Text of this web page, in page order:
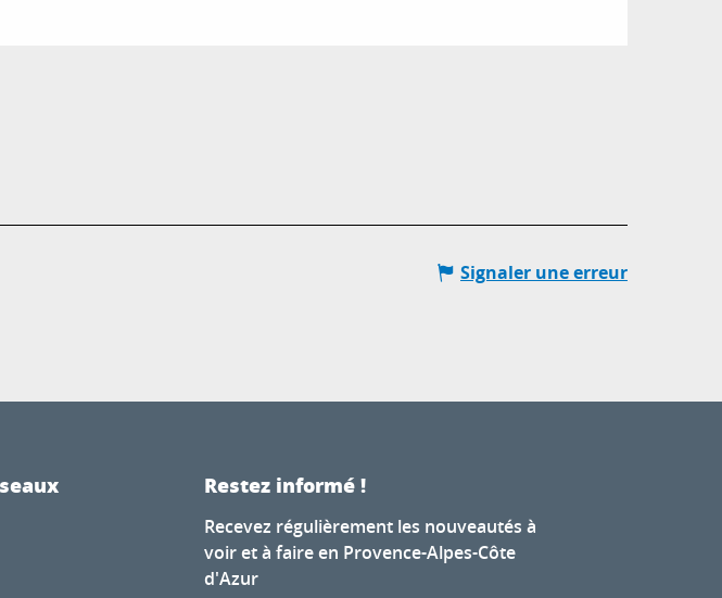
Signaler une erreur
Restez informé !
Recevez régulièrement les nouveautés à
voir et à faire en Provence-Alpes-Côte
d'Azur